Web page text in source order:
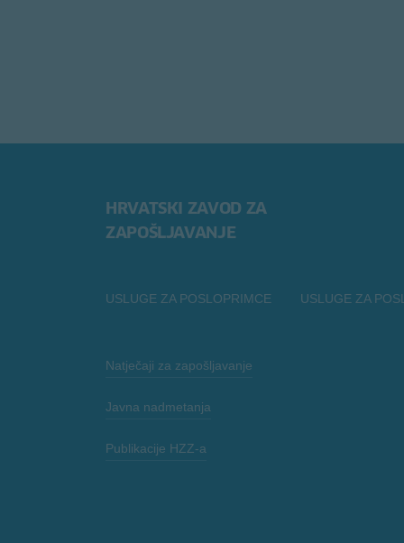
HRVATSKI ZAVOD ZA
ZAPOŠLJAVANJE
USLUGE ZA POSLOPRIMCE USLUGE ZA
Natječaji za zapošljavanje
Javna nadmetanja
Publikacije HZZ-a